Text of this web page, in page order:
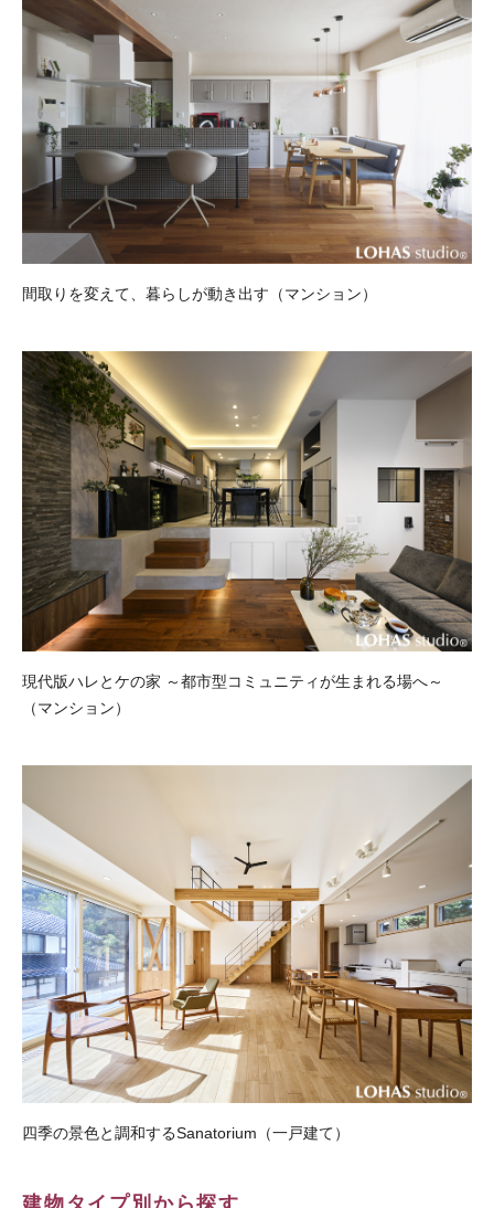
間取りを変えて、暮らしが動き出す（マンション）
現代版ハレとケの家 ～都市型コミュニティが生まれる場へ～
（マンション）
四季の景色と調和するSanatorium（一戸建て）